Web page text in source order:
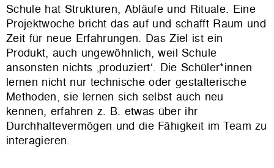
Schule hat Strukturen, Abläufe und Rituale. Eine
Projektwoche bricht das auf und schafft Raum und
Zeit für neue Erfahrungen. Das Ziel ist ein
Produkt, auch ungewöhnlich, weil Schule
ansonsten nichts ‚produziert‘. Die Schüler*innen
lernen nicht nur technische oder gestalterische
Methoden, sie lernen sich selbst auch neu
kennen, erfahren z. B. etwas über ihr
Durchhaltevermögen und die Fähigkeit im Team zu
interagieren.